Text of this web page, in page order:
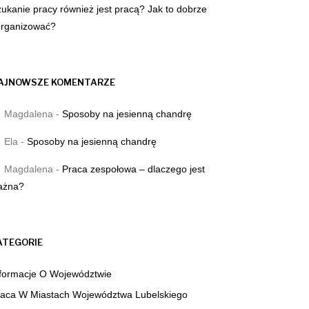
pracy również jest pracą? Jak to dobrze
KOMENTARZE
Magdalena -Sposoby na jesienną chandrę
Ela -Sposoby na jesienną chandrę
Magdalena - Praca zespołowa – dlaczego jest
O Województwie
W Miastach Województwa Lubelskiego